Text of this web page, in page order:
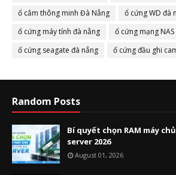
ổ cắm thông minh Đà Nẵng
ổ cứng WD đà
ổ cứng máy tính đà nẵng
ổ cứng mạng
ổ cứng seagate đà nẵng
ổ cứng đầu ghi
Random Posts
Bí quyết chọn RAM máy
server 2026
August 01, 2026